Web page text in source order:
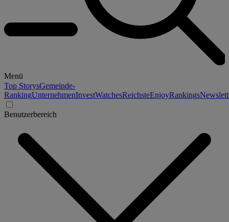
Menü
Top StorysGemeinde-
RankingUnternehmenInvestWatchesReichsteEnjoyRankings
Benutzerbereich